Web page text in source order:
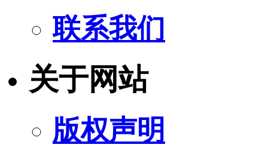
联系我们
关于网站
版权声明